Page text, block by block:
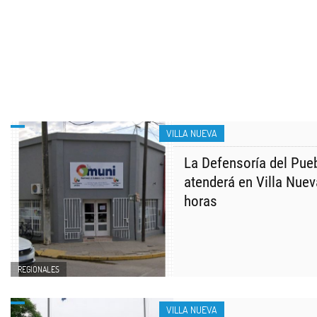
VILLA NUEVA
REGIONALES
La Defensoría del
atenderá en Villa
horas
VILLA NUEVA